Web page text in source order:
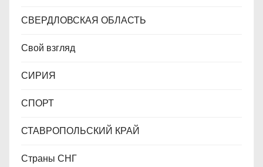
СВЕРДЛОВСКАЯ ОБЛАСТЬ
Свой взгляд
СИРИЯ
СПОРТ
СТАВРОПОЛЬСКИЙ КРАЙ
Страны СНГ